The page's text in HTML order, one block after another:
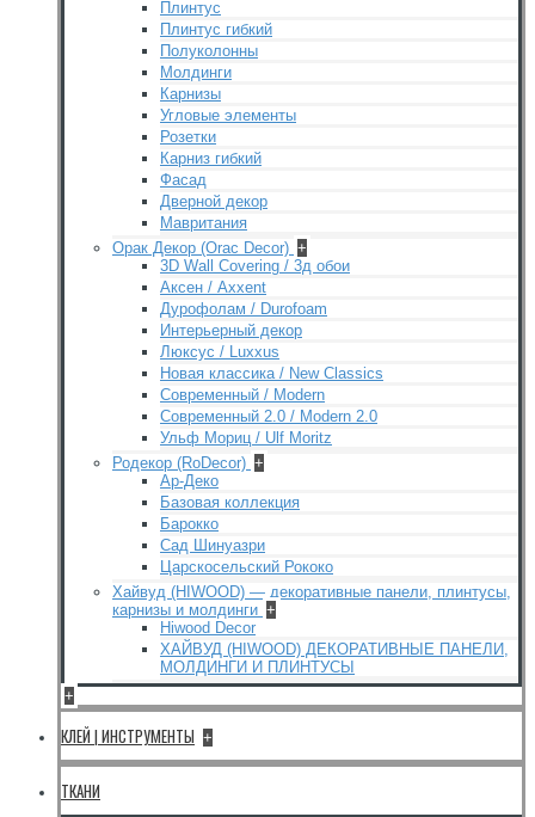
Плинтус
Плинтус гибкий
Полуколонны
Молдинги
Карнизы
Угловые элементы
Розетки
Карниз гибкий
Фасад
Дверной декор
Мавритания
Орак Декор (Orac Decor) +
3D Wall Covering / 3д обои
Аксен / Axxent
Дурофолам / Durofoam
Интерьерный декор
Люксус / Luxxus
Новая классика / New Classics
Современный / Modern
Современный 2.0 / Modern 2.0
Ульф Мориц / Ulf Moritz
Родекор (RoDecor) +
Ар-Деко
Базовая коллекция
Барокко
Сад Шинуазри
Царскосельский Рококо
Хайвуд (HIWOOD) — декоративные панели, плинтусы,
карнизы и молдинги +
Hiwood Decor
ХАЙВУД (HIWOOD) ДЕКОРАТИВНЫЕ ПАНЕЛИ,
МОЛДИНГИ И ПЛИНТУСЫ
+
КЛЕЙ | ИНСТРУМЕНТЫ +
ТКАНИ